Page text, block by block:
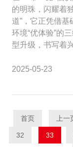
的明珠，闪耀着
道”，它正凭借基
环境“优体验”的
型升级，书写着
2025-05-23
首页 上一
32 33